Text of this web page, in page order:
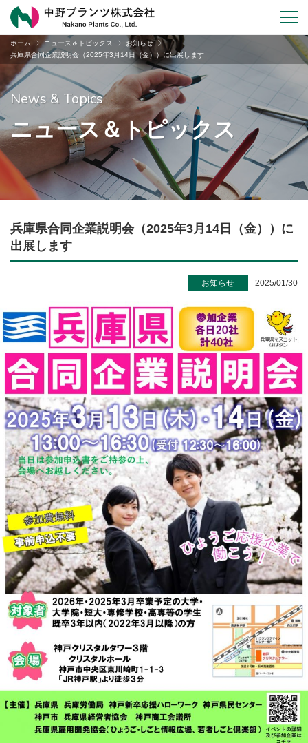
ホーム ニュース＆トピックス
お知らせ
兵庫県合同企業説明会（2025年3月14日（金））に出展します
News & Topics
ニュース＆トピックス
兵庫県合同企業説明会（2025年3月14日（金））に
出展します
お知らせ 2025/01/30